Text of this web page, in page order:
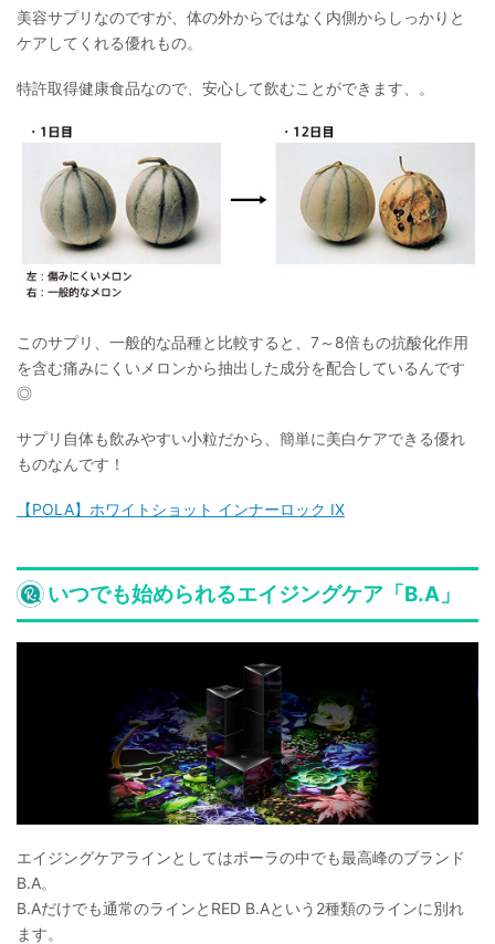
美容サプリなのですが、体の外からではなく内側からしっかりと
ケアしてくれる優れもの。
特許取得健康食品なので、安心して飲むことができます、。
このサプリ、一般的な品種と比較すると、7～8倍もの抗酸化作用
を含む痛みにくいメロンから抽出した成分を配合しているんです
◎
サプリ自体も飲みやすい小粒だから、簡単に美白ケアできる優れ
ものなんです！
【POLA】ホワイトショット インナーロック IX
いつでも始められるエイジングケア「B.A」
エイジングケアラインとしてはポーラの中でも最高峰のブランド
B.A。
B.Aだけでも通常のラインとRED B.Aという2種類のラインに別れ
ます。